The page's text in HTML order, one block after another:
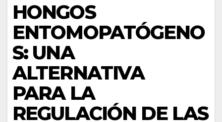
HONGOS
ENTOMOPATÓGENO
S: UNA
ALTERNATIVA
PARA LA
REGULACIÓN DE LAS